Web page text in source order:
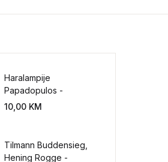
Haralampije
Papadopulos -
Poverenje: sloboda od
10,00 KM
Tilmann Buddensieg,
Hening Rogge -